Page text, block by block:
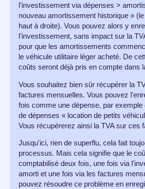
l'investissement via dépenses >
nouveau amortissement historique »
haut à droite). Vous pouvez alors y
l'investissement, sans impact sur la
pour que les amortissements
le véhicule utilitaire léger acheté. De
coûts seront déjà pris en compte dans
Vous souhaitez bien sûr récupérer la
factures mensuelles. Vous pouvez
fois comme une dépense, par exemple
de dépenses « location de petits
Vous récupérerez ainsi la TVA sur ces
Jusqu'ici, rien de superflu, cela fait
processus. Mais cela signifie que le
comptabilisé deux fois, une fois via
amorti et une fois via les factures
pouvez résoudre ce problème en